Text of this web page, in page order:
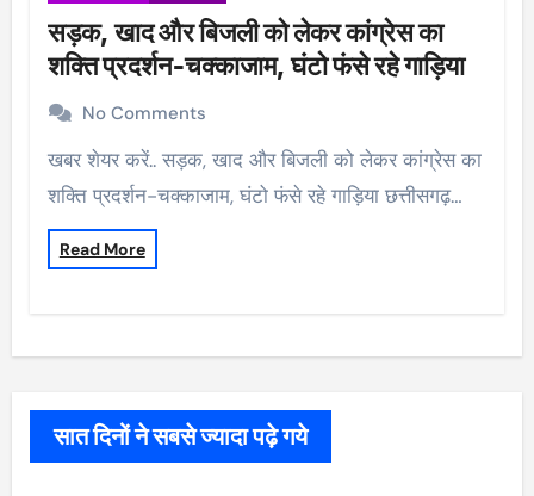
सड़क, खाद और बिजली को लेकर कांग्रेस का
शक्ति प्रदर्शन-चक्काजाम, घंटो फंसे रहे गाड़िया
No Comments
खबर शेयर करें.. सड़क, खाद और बिजली को लेकर कांग्रेस का
शक्ति प्रदर्शन-चक्काजाम, घंटो फंसे रहे गाड़िया छत्तीसगढ़…
Read More
सात दिनों ने सबसे ज्यादा पढ़े गये